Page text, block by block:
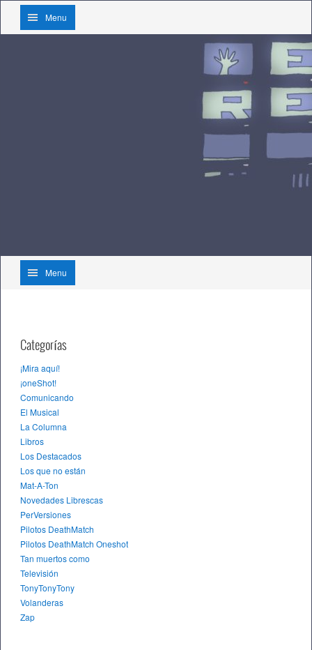
Menu
Menu
Categorías
¡Mira aquí!
¡oneShot!
Comunicando
El Musical
La Columna
Libros
Los Destacados
Los que no están
Mat-A-Ton
Novedades Librescas
PerVersiones
Pilotos DeathMatch
Pilotos DeathMatch Oneshot
Tan muertos como
Televisión
TonyTonyTony
Volanderas
Zap